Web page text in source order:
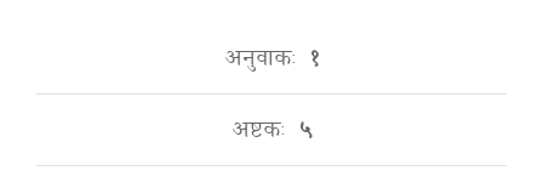
अनुवाकः १
अष्टकः ५